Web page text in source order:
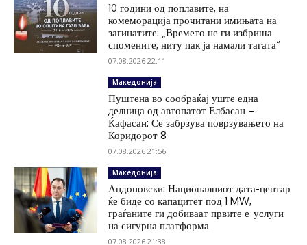
10 години од поплавите, на
комеморација прочитани имињата на
загинатите: „Времето не ги избриша
спомените, ниту пак ја намали тагата“
07.08.2026 22:11
Македонија
Пуштена во сообраќај уште една
делница од автопатот Елбасан –
Ќафасан: Се забрзува поврзувањето на
Коридорот 8
07.08.2026 21:56
Македонија
Андоновски: Националниот дата-центар
ќе биде со капацитет под 1 MW,
граѓаните ги добиваат првите е-услуги
на сигурна платформа
07.08.2026 21:38